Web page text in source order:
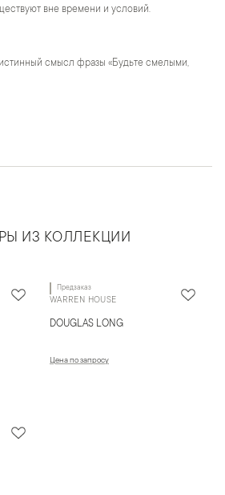
вне времени и условий.
смысл фразы «Будьте смелыми,
ИЗ КОЛЛЕКЦИИ
Предзаказ
WARREN HOUSE
DOUGLAS LONG
Цена по запросу